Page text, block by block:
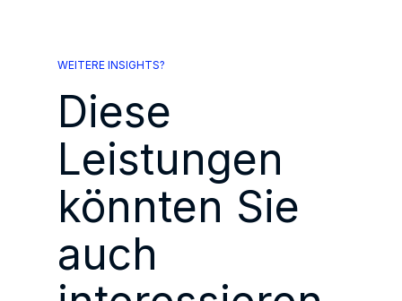
WEITERE INSIGHTS?
Diese
Leistungen
könnten Sie
auch